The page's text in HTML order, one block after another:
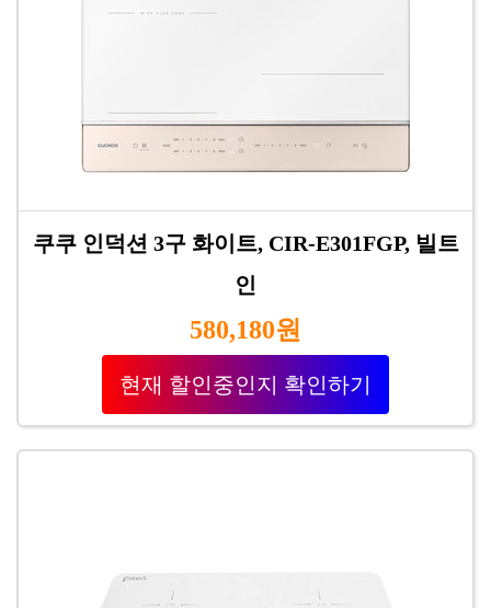
쿠쿠 인덕션 3구 화이트, CIR-E301FGP, 빌트
인
580,180원
현재 할인중인지 확인하기